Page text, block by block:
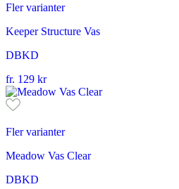
Fler varianter
Keeper Structure Vas
DBKD
fr. 129 kr
Fler varianter
Meadow Vas Clear
DBKD